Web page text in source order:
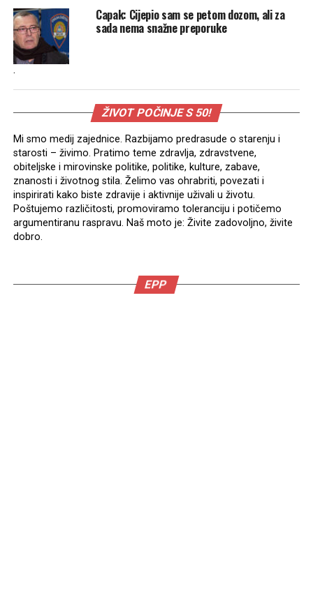
Capak: Cijepio sam se petom dozom, ali za
sada nema snažne preporuke
.
ŽIVOT POČINJE S 50!
Mi smo medij zajednice. Razbijamo predrasude o starenju i
starosti – živimo. Pratimo teme zdravlja, zdravstvene,
obiteljske i mirovinske politike, politike, kulture, zabave,
znanosti i životnog stila. Želimo vas ohrabriti, povezati i
inspirirati kako biste zdravije i aktivnije uživali u životu.
Poštujemo različitosti, promoviramo toleranciju i potičemo
argumentiranu raspravu. Naš moto je: Živite zadovoljno, živite
dobro.
EPP